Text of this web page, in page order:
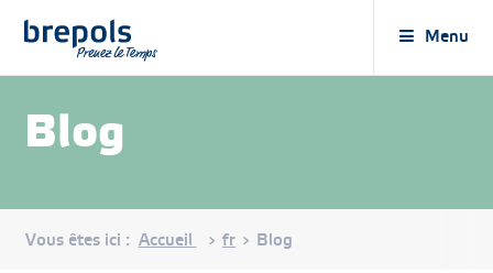
Menu
Blog
Vous êtes ici : Accueil > fr > Blog